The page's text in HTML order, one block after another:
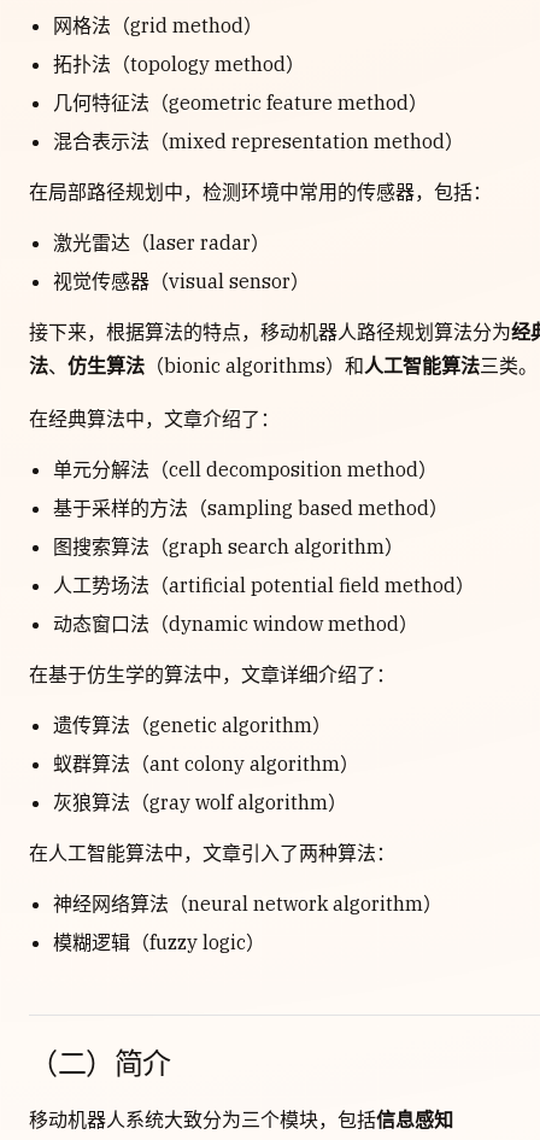
网格法（grid method）
拓扑法（topology method）
几何特征法（geometric feature method）
混合表示法（mixed representation method）
在局部路径规划中，检测环境中常用的传感器，包括：
激光雷达（laser radar）
视觉传感器（visual sensor）
接下来，根据算法的特点，移动机器人路径规划算法分为经
法、 仿生算法 （bionic algorithms）和人工智能算法三类。
在经典算法中，文章介绍了：
单元分解法（cell decomposition method）
基于采样的方法（sampling based method）
图搜索算法（graph search algorithm）
人工势场法（artificial potential field method）
动态窗口法（dynamic window method）
在基于仿生学的算法中，文章详细介绍了：
遗传算法（genetic algorithm）
蚁群算法（ant colony algorithm）
灰狼算法（gray wolf algorithm）
在人工智能算法中，文章引入了两种算法：
神经网络算法（neural network algorithm）
模糊逻辑（fuzzy logic）
（二）简介
移动机器人系统大致分为三个模块，包括信息感知